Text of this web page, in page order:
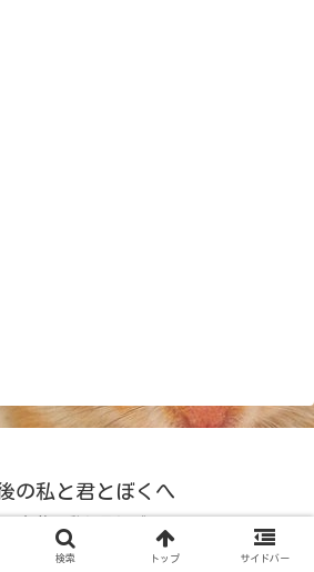
の私と君とぼくへ
検索 トップ サイドバー